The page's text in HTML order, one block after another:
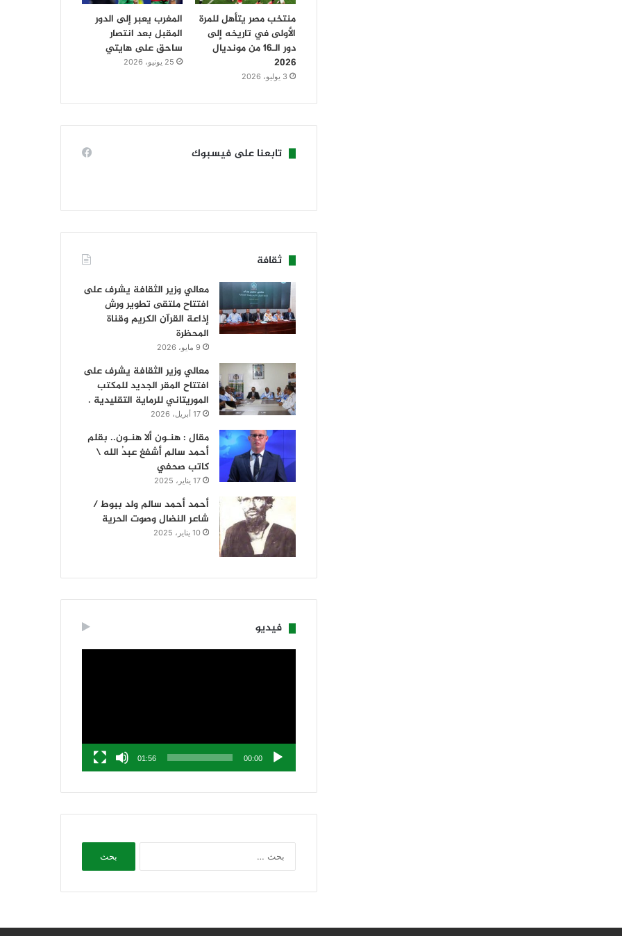
منتخب مصر يتأهل للمرة
الأولى في تاريخه إلى
دور الـ16 من مونديال
2026
3 يوليو، 2026
المغرب يعبر إلى الدور
المقبل بعد انتصار
ساحق على هايتي
25 يونيو، 2026
تابعنا على فيسبوك
ثقافة
معالي وزير الثقافة يشرف على
افتتاح ملتقى تطوير ورش
إذاعة القرآن الكريم وقناة
المحظرة
9 مايو، 2026
معالي وزير الثقافة يشرف على
افتتاح المقر الجديد للمكتب
الموريتاني للرماية التقليدية .
17 أبريل، 2026
مقال : هنـون ألا هنـون.. بقلم
أحمد سالم أشفغ عبدُ الله \
كاتب صحفي
17 يناير، 2025
أحمد أحمد سالم ولد ببوط /
شاعر النضال وصوت الحرية
10 يناير، 2025
فيديو
00:00
01:56